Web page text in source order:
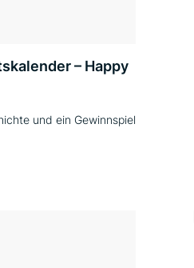
– Happy
und ein Gewinnspiel